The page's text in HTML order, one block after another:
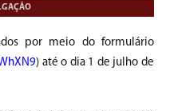
por meio do formulário
) até o dia 1 de julho de